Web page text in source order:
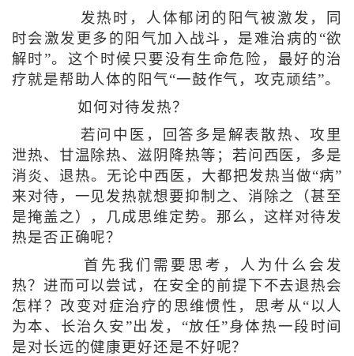
发热时，人体郁闭的阳气被激发，同
时会激发更多的阳气加入战斗，是难治病的“欲
解时”。这个时候只要没有生命危险，最好的治
疗就是帮助人体的阳气“一鼓作气，攻克顽结”。
如何对待发热？
若问中医，回答多是解表散热、攻里
泄热、甘温除热、滋阴降热等；若问西医，多是
消炎、退热。无论中西医，大都把发热当做“病”
来对待，一见发热就想要抑制之、消除之（甚至
是掩盖之），几成思维定势。那么，这样对待发
热是否正确呢？
首先我们需要思考，人为什么会发
热？进而可以尝试，在安全的前提下不去退热会
怎样？改变对症治疗的思维惯性，思考从“以人
为本、长治久安”出发，“放任”身体热一段时间
是对长远的健康更好还是不好呢？